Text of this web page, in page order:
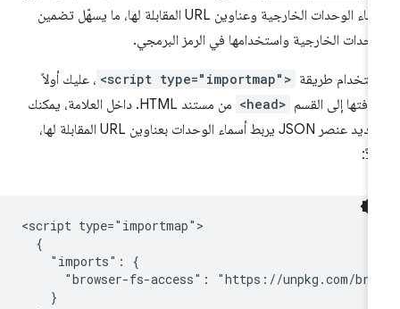
أسماء الوحدات الخارجية وعناوين URL المقابلة لها، ما يسهّل تضمين
الخارجية واستخدامها في الرمز البرمجي.
طريقة <script type="importmap"> ، عليك أولاً
إلى القسم <head>
من مستند HTML. داخل العلامة، يمكنك
تحديد عنصر JSON يربط أسماء الوحدات بعناوين URL المقابلة لها،
<script type="importmap">
    "imports": {
"browser-fs-access": "https://unpkg.com/
    }